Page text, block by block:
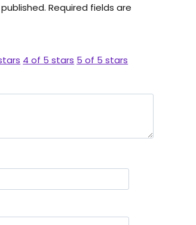
Required fields are
4 of 5 stars 5 of 5 stars